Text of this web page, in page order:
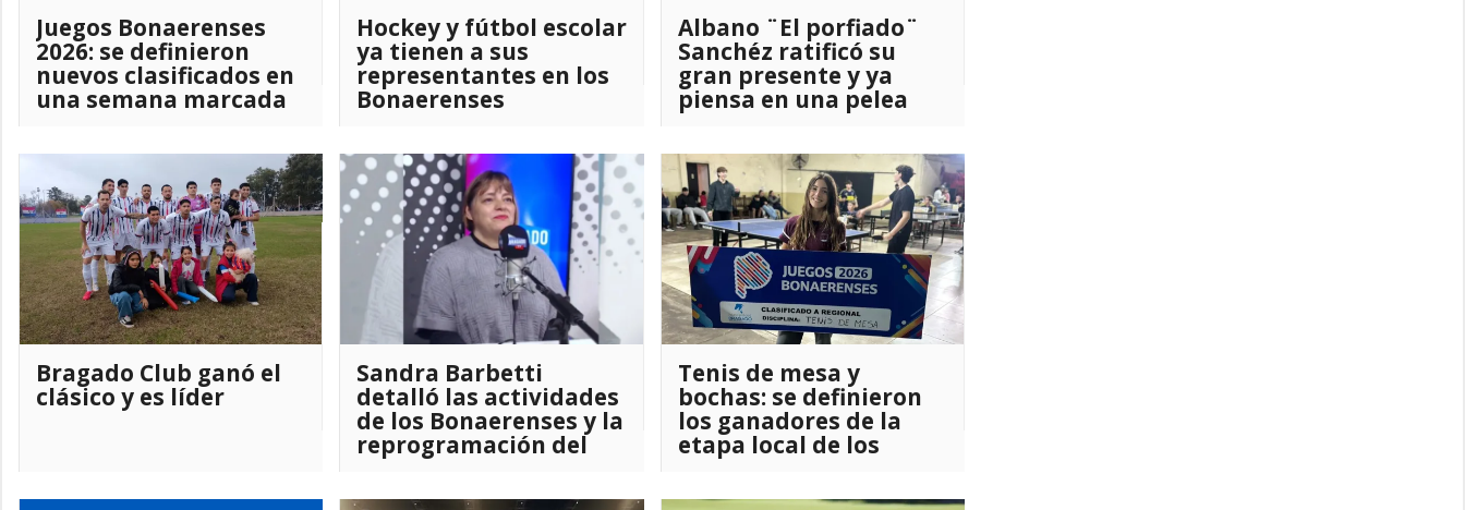
Juegos Bonaerenses
2026: se definieron
nuevos clasificados en
una semana marcada
Hockey y fútbol escolar
ya tienen a sus
representantes en los
Bonaerenses
Albano ¨El porfiado¨
Sanchéz ratificó su
gran presente y ya
piensa en una pelea
por el título
Bragado Club ganó el
clásico y es líder
Sandra Barbetti
detalló las actividades
de los Bonaerenses y la
reprogramación del
Consejo de
Discapacidad
Tenis de mesa y
bochas: se definieron
los ganadores de la
etapa local de los
Juegos Bonaerenses